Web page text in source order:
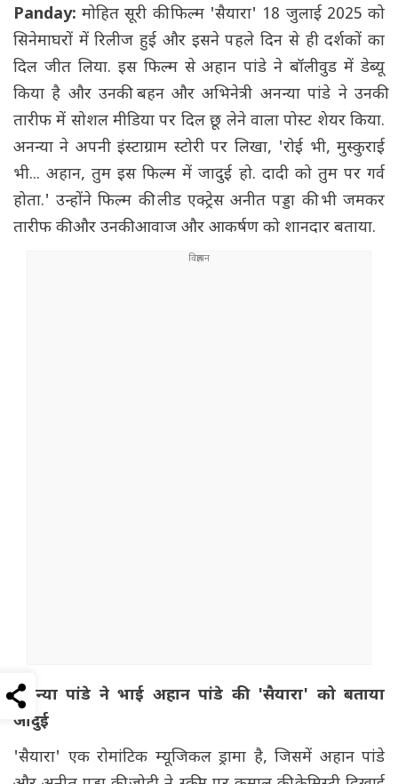
Panday:मोहित सूरी की फिल्म 'सैयारा' 18 जुलाई 2025 को
सिनेमाघरों में रिलीज हुई और इसने पहले दिन से ही दर्शकों का
दिल जीत लिया. इस फिल्म से अहान पांडे ने बॉलीवुड में डेब्यू
किया है और उनकी बहन और अभिनेत्री अनन्या पांडे ने उनकी
तारीफ में सोशल मीडिया पर दिल छू लेने वाला पोस्ट शेयर किया.
अनन्या ने अपनी इंस्टाग्राम स्टोरी पर लिखा, 'रोई भी, मुस्कुराई
भी... अहान, तुम इस फिल्म में जादुई हो. दादी को तुम पर गर्व
होता.' उन्होंने फिल्म की लीड एक्ट्रेस अनीत पड्डा की भी जमकर
तारीफ की और उनकी आवाज और आकर्षण को शानदार बताया.
अनन्या पांडे ने भाई अहान पांडे की 'सैयारा' को बताया
जादुई
'सैयारा' एक रोमांटिक म्यूजिकल ड्रामा है, जिसमें अहान पांडे